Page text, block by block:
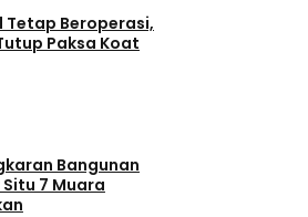
Tetap Beroperasi,
Paksa Koat
Bangunan
7 Muara